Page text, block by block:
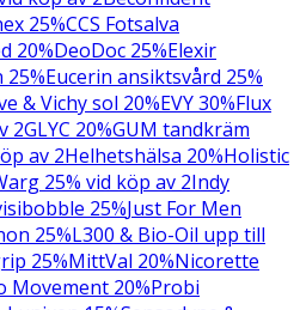
25%CCS Fotsalva
20%DeoDoc 25%Elexir
25%Eucerin ansiktsvård 25%
& Vichy sol 20%EVY 30%Flux
2GLYC 20%GUM tandkräm
av 2Helhetshälsa 20%Holistic
25% vid köp av 2Indy
25%Just For Men
25%L300 & Bio-Oil upp till
25%MittVal 20%Nicorette
Movement 20%Probi